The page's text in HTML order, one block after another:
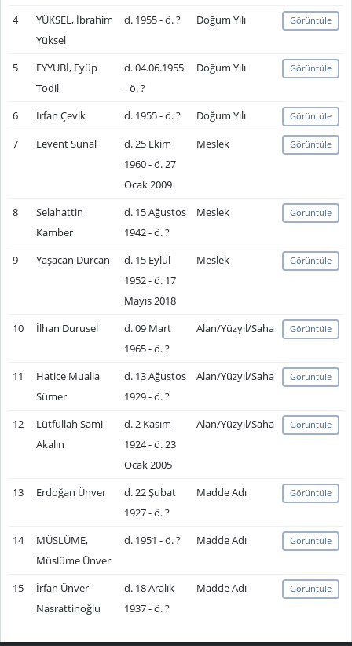
4
YÜKSEL, İbrahim
Yüksel
d. 1955 - ö. ? Doğum Yılı Görüntüle
5
EYYUBİ, Eyüp
Todil
d. 04.06.1955
- ö. ?
Doğum Yılı Görüntüle
6 İrfan Çevik d. 1955 - ö. ? Doğum Yılı Görüntüle
7 Levent Sunal
d. 25 Ekim
1960 - ö. 27
Ocak 2009
Meslek Görüntüle
8
Selahattin
Kamber
d. 15 Ağustos
1942 - ö. ?
Meslek Görüntüle
9 Yaşacan Durcan
d. 15 Eylül
1952 - ö. 17
Mayıs 2018
Meslek Görüntüle
10 İlhan Durusel
d. 09 Mart
1965 - ö. ?
Alan/Yüzyıl/Saha Görüntüle
11
Hatice Mualla
Sümer
d. 13 Ağustos
1929 - ö. ?
Alan/Yüzyıl/Saha Görüntüle
12
Lütfullah Sami
Akalın
d. 2 Kasım
1924 - ö. 23
Ocak 2005
Alan/Yüzyıl/Saha Görüntüle
13 Erdoğan Ünver
d. 22 Şubat
1927 - ö. ?
Madde Adı Görüntüle
14
MÜSLÜME,
Müslüme Ünver
d. 1951 - ö. ? Madde Adı Görüntüle
15
İrfan Ünver
Nasrattinoğlu
d. 18 Aralık
1937 - ö. ?
Madde Adı Görüntüle